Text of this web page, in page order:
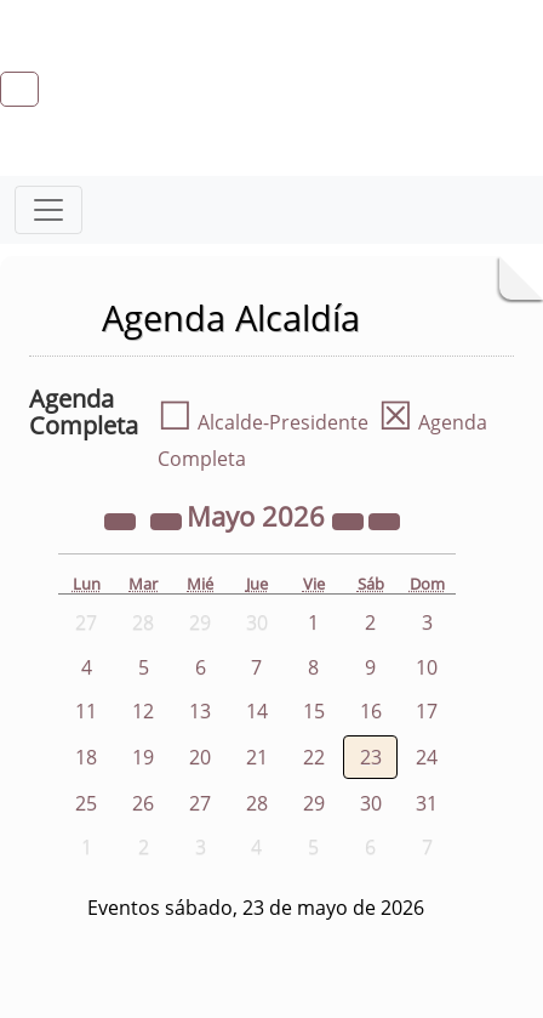
Agenda Alcaldía
Agenda
Completa
☐ Alcalde-Presidente ☒ Agenda
Completa
Mayo 2026
Lun Mar Mié Jue Vie Sáb Dom
27 28 29 30 1 2
3
4
5 6 7 8 9
10
11
12 13 14 15 16
17
18
19 20 21 22 23
24
25
26 27 28 29 30
31
1
2 3 4 5 6 7
Eventos sábado, 23 de mayo de 2026